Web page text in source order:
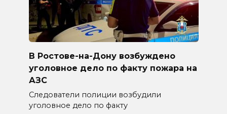
В Ростове-на-Дону возбуждено
уголовное дело по факту пожара на
АЗС
Следователи полиции возбудили
уголовное дело по факту